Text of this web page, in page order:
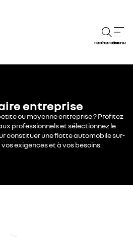
recherchemenu
entreprise
ou moyenne entreprise ? Profitez
professionnels et sélectionnez le
constituer une flotte automobile sur-
exigences et à vos besoins.